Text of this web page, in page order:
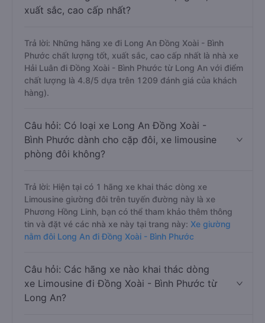
xuất sắc, cao cấp nhất?
Trả lời: Những hãng xe đi Long An Đồng Xoài - Bình
Phước chất lượng tốt, xuất sắc, cao cấp nhất là nhà xe
Hải Luân đi Đồng Xoài - Bình Phước từ Long An với điểm
chất lượng là 4.8/5 dựa trên 1209 đánh giá của khách
hàng).
Câu hỏi: Có loại xe Long An Đồng Xoài -
Bình Phước dành cho cặp đôi, xe limousine
phòng đôi không?
Trả lời: Hiện tại có 1 hãng xe khai thác dòng xe
Limousine giường đôi trên tuyến đường này là xe
Phương Hồng Linh, bạn có thể tham khảo thêm thông
tin và đặt vé các nhà xe này tại trang này: Xe giường
nằm đôi Long An đi Đồng Xoài - Bình Phước
Câu hỏi: Các hãng xe nào khai thác dòng
xe Limousine đi Đồng Xoài - Bình Phước từ
Long An?